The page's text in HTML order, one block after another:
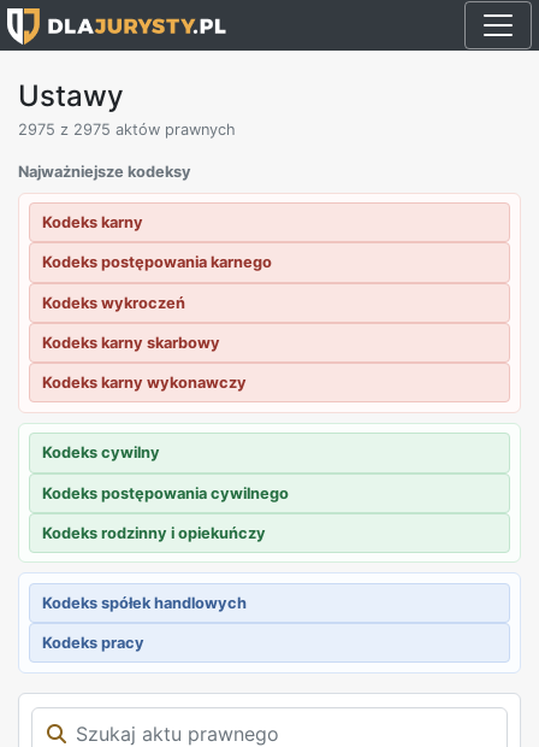
Ustawy
2975 z 2975 aktów prawnych
Najważniejsze kodeksy
Kodeks karny
Kodeks postępowania karnego
Kodeks wykroczeń
Kodeks karny skarbowy
Kodeks karny wykonawczy
Kodeks cywilny
Kodeks postępowania cywilnego
Kodeks rodzinny i opiekuńczy
Kodeks spółek handlowych
Kodeks pracy